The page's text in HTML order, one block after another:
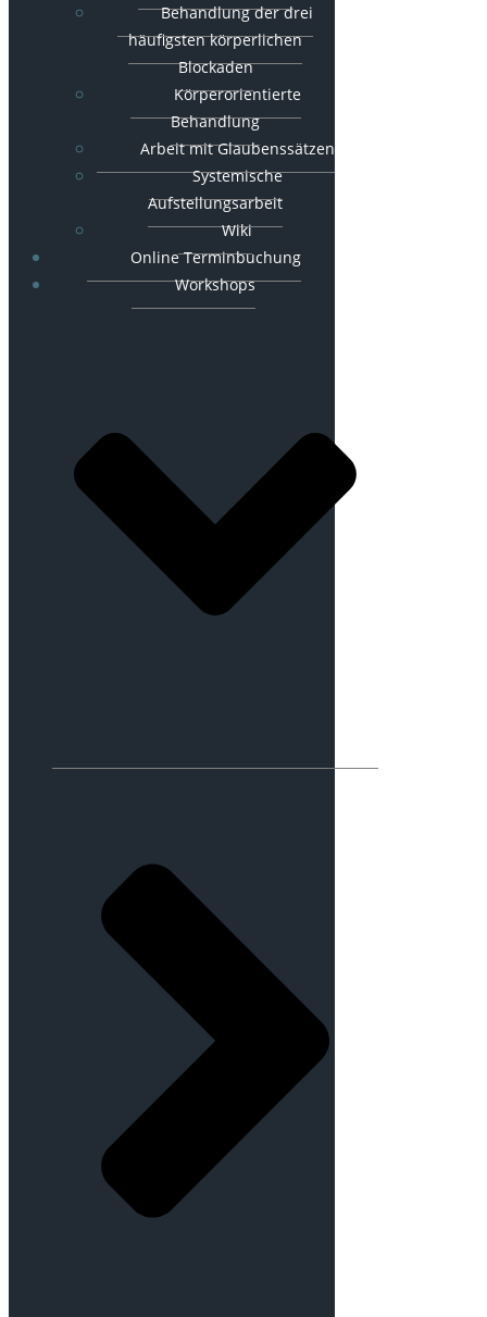
Behandlung der drei
häufigsten körperlichen
Blockaden
Körperorientierte
Behandlung
Arbeit mit Glaubenssätzen
Systemische
Aufstellungsarbeit
Wiki
Online Terminbuchung
Workshops